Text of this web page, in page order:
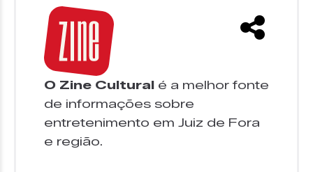
O Zine Cultural é a melhor fonte
de informações sobre
entretenimento em Juiz de Fora
e região.